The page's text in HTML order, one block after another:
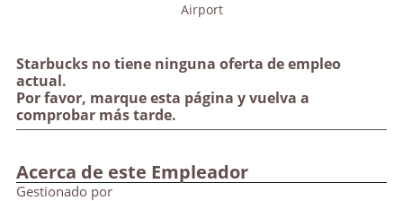
Starbucks no tiene ninguna oferta de empleo
actual.
Por favor, marque esta página y vuelva a
comprobar más tarde.
Airport
Acerca de este Empleador
Gestionado por